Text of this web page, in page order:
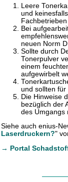
Leere
und
Bei
neuen Norm
Sollte durch
Tonerpulver
einem
aufgewirbelt
und sollten für
Die Hinweise
bezüglich der
des Umgangs
Siehe auch enius-
Laserdruckern?"
→ Portal